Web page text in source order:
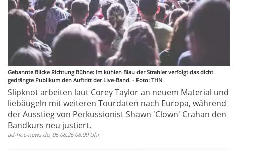
Gebannte Blicke Richtung Bühne: Im kühlen Blau der Strahler verfolgt das dicht
gedrängte Publikum den Auftritt der Live-Band. - Foto: THN
Slipknot arbeiten laut Corey Taylor an neuem Material und
liebäugeln mit weiteren Tourdaten nach Europa, während
der Ausstieg von Perkussionist Shawn 'Clown' Crahan den
Bandkurs neu justiert.
ad-hoc-news.de, 05.08.26 08:09 Uhr